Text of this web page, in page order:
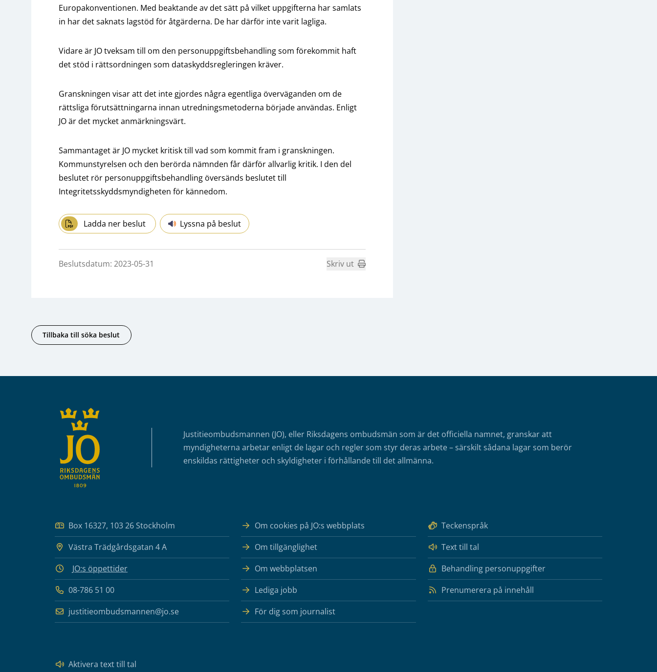
Europakonventionen. Med beaktande av det sätt på vilket uppgifterna har samlats
in har det saknats lagstöd för åtgärderna. De har därför inte varit lagliga.
Vidare är JO tveksam till om den personuppgiftsbehandling som förekommit haft
det stöd i rättsordningen som dataskyddsregleringen kräver.
Granskningen visar att det inte gjordes några egentliga överväganden om de
rättsliga förutsättningarna innan utredningsmetoderna började användas. Enligt
JO är det mycket anmärkningsvärt.
Sammantaget är JO mycket kritisk till vad som kommit fram i granskningen.
Kommunstyrelsen och den berörda nämnden får därför allvarlig kritik. I den del
beslutet rör personuppgiftsbehandling översänds beslutet till
Integritetsskyddsmyndigheten för kännedom.
Ladda ner beslut Lyssna på beslut
Beslutsdatum: 2023-05-31 Skriv ut
Tillbaka till söka beslut
Justitieombudsmannen (JO), eller Riksdagens ombudsmän som är det officiella namnet, granskar att
myndigheterna arbetar enligt de lagar och regler som styr deras arbete – särskilt sådana lagar som berör
enskildas rättigheter och skyldigheter i förhållande till det allmänna.
Box 16327, 103 26 Stockholm
Västra Trädgårdsgatan 4 A
JO:s öppettider
08-786 51 00
justitieombudsmannen@jo.se
Om cookies på JO:s webbplats
Teckenspråk
Om tillgänglighet
Text till tal
Om webbplatsen
Behandling personuppgifter
Lediga jobb
Prenumerera på innehåll
För dig som journalist
Aktivera text till tal